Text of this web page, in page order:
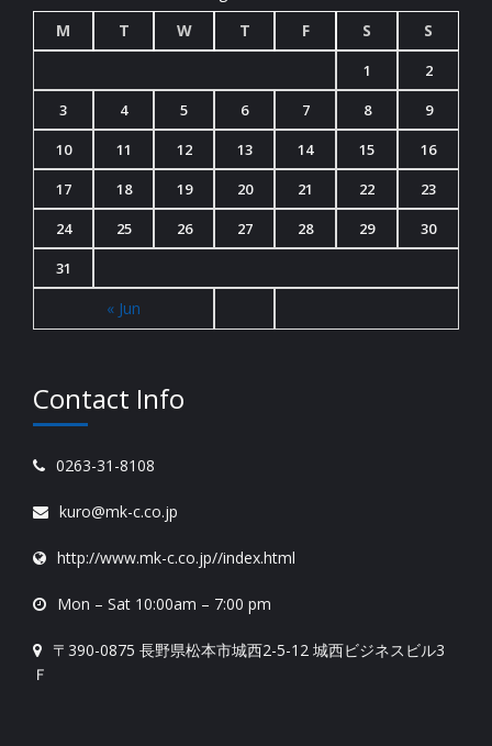
M
T W T F S S
« Jun
1
2
3
4 5 6 7 8
9
10
11 12 13 14 15
16
17
18 19 20 21 22
23
24
25 26 27 28 29
30
31
Contact Info
0263-31-8108
kuro@mk-c.co.jp
http://www.mk-c.co.jp//index.html
Mon – Sat 10:00am – 7:00 pm
〒390-0875 長野県松本市城西2-5-12 城西ビジネスビル3
Ｆ